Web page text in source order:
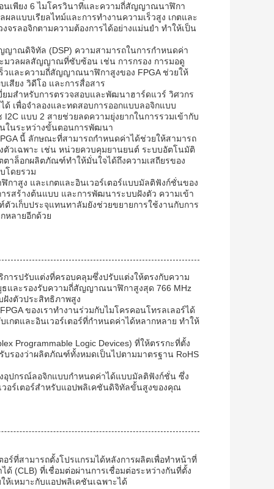
นเพียง 6 ไมโครวินาทีและความถี่สัญญาณนาฬิกา
ลแบบเรียลไทม์และการทำงานความเร็วสูง เกตและ
รลอจิกตามความต้องการได้อย่างแม่นยำ ทำให้เป็น
ญาณดิจิทัล (DSP) ความสามารถในการกำหนดค่า
ะมวลผลสัญญาณที่ซับซ้อน เช่น การกรอง การมอดู
วและความถี่สัญญาณนาฬิกาสูงของ FPGA ช่วยให้
สียง วิดีโอ และการสื่อสาร
มสำหรับการตรวจสอบและพัฒนาฮาร์ดแวร์ วิศวกร
เพื่อจำลองและทดสอบการออกแบบลอจิกแบบ
I2C แบบ 2 สายช่วยลดความยุ่งยากในการรวมเข้ากับ
ในระหว่างขั้นตอนการพัฒนา
นี้ ลักษณะที่สามารถกำหนดค่าได้ช่วยให้สามารถ
ตัวเฉพาะ เช่น หน่วยควบคุมยานยนต์ ระบบอัตโนมัติ
าล็อกผลิตภัณฑ์ทำให้มั่นใจได้ถึงความเสถียรของ
โดยรวม
าสูง และเกตและอินเวอร์เตอร์แบบมัลติฟังก์ชั่นของ
รสร้างต้นแบบ และการพัฒนาระบบฝังตัว ความเข้า
วเก็บประจุแทนทาลัมยังช่วยขยายการใช้งานกับการ
หลายอีกด้วย
การปรับแต่งที่ครอบคลุมซึ่งปรับแต่งให้ตรงกับความ
ธและรองรับความถี่สัญญาณนาฬิกาสูงสุด 766 MHz
งตัวประสิทธิภาพสูง
ของเราทำงานร่วมกับไมโครคอนโทรลเลอร์ได้
กตและอินเวอร์เตอร์ที่กำหนดค่าได้หลากหลาย ทำให้
Programmable Logic Devices) ที่ให้ตรรกะที่ตั้ง
รองว่าผลิตภัณฑ์ทั้งหมดเป็นไปตามมาตรฐาน RoHS
งอุปกรณ์ลอจิกแบบกำหนดค่าได้แบบมัลติฟังก์ชั่น ซึ่ง
วอร์เตอร์สำหรับแอปพลิเคชันดิจิทัลขั้นสูงของคุณ
อร์ที่สามารถตั้งโปรแกรมได้หลังการผลิตเพื่อทำหน้าที่
(CLB) ที่เชื่อมต่อผ่านการเชื่อมต่อระหว่างกันที่ตั้ง
ห้เหมาะกับแอปพลิเคชันเฉพาะได้